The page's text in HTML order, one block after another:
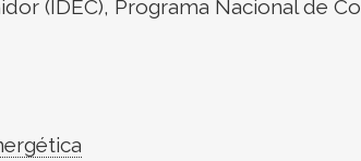
(IDEC), Programa Nacional de